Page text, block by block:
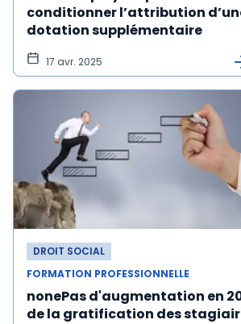
conditionner l’attribution
dotation supplémentaire
17 avr. 2025
DROIT SOCIAL
FORMATION PROFESSIONNELLE
nonePas d'augmentation en
de la gratification des